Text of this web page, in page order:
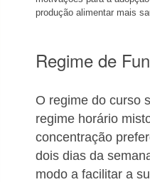
produção alimentar mais
Regime de
O regime do curso
regime horário
concentração
dois dias da
modo a facilitar a